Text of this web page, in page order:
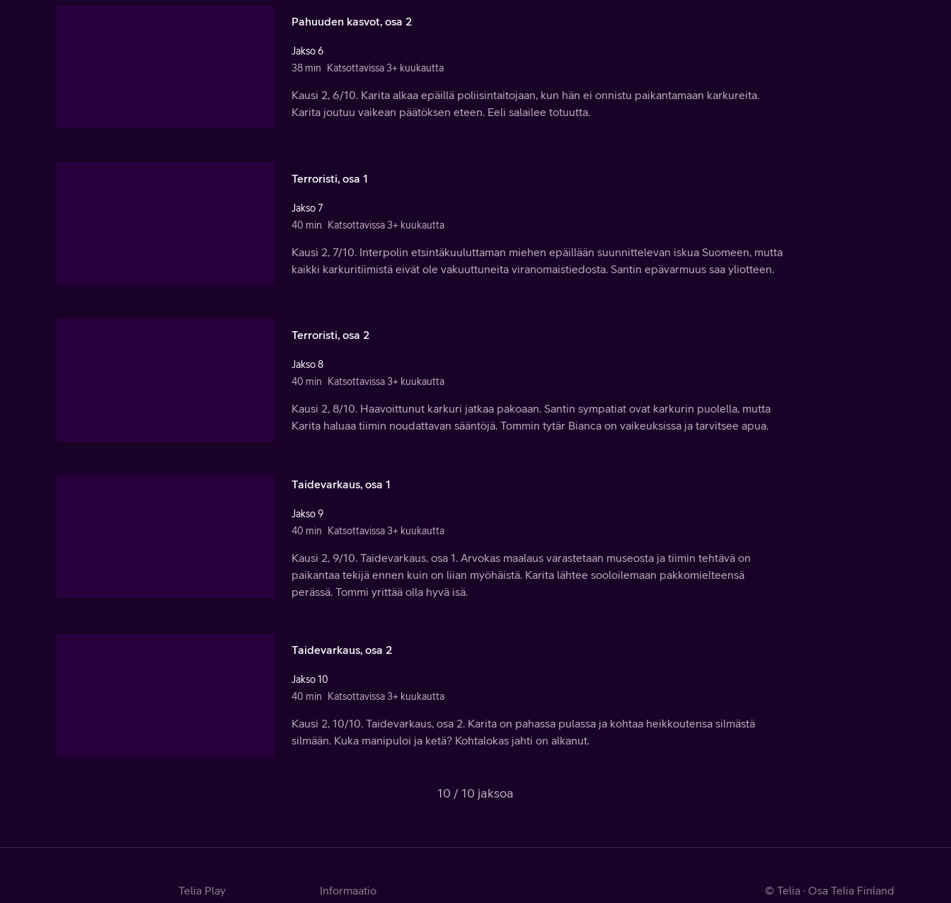
Pahuuden kasvot, osa 2
Jakso 6
38 min
Katsottavissa 3+ kuukautta
Kausi 2, 6/10. Karita alkaa epäillä poliisintaitojaan, kun hän ei onnistu paikantamaan karkureita.
Karita joutuu vaikean päätöksen eteen. Eeli salailee totuutta.
Terroristi, osa 1
Jakso 7
40 min
Katsottavissa 3+ kuukautta
Kausi 2, 7/10. Interpolin etsintäkuuluttaman miehen epäillään suunnittelevan iskua Suomeen, mutta
kaikki karkuritiimistä eivät ole vakuuttuneita viranomaistiedosta. Santin epävarmuus saa yliotteen.
Terroristi, osa 2
Jakso 8
40 min
Katsottavissa 3+ kuukautta
Kausi 2, 8/10. Haavoittunut karkuri jatkaa pakoaan. Santin sympatiat ovat karkurin puolella, mutta
Karita haluaa tiimin noudattavan sääntöjä. Tommin tytär Bianca on vaikeuksissa ja tarvitsee apua.
Taidevarkaus, osa 1
Jakso 9
40 min
Katsottavissa 3+ kuukautta
Kausi 2, 9/10. Taidevarkaus, osa 1. Arvokas maalaus varastetaan museosta ja tiimin tehtävä on
paikantaa tekijä ennen kuin on liian myöhäistä. Karita lähtee sooloilemaan pakkomielteensä
perässä. Tommi yrittää olla hyvä isä.
Taidevarkaus, osa 2
Jakso 10
40 min
Katsottavissa 3+ kuukautta
Kausi 2, 10/10. Taidevarkaus, osa 2. Karita on pahassa pulassa ja kohtaa heikkoutensa silmästä
silmään. Kuka manipuloi ja ketä? Kohtalokas jahti on alkanut.
10 / 10 jaksoa
Telia Play Informaatio
© Telia · Osa Telia Finland